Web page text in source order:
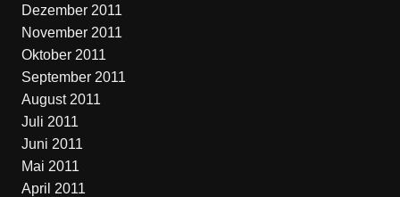
Dezember 2011
November 2011
Oktober 2011
September 2011
August 2011
Juli 2011
Juni 2011
Mai 2011
April 2011